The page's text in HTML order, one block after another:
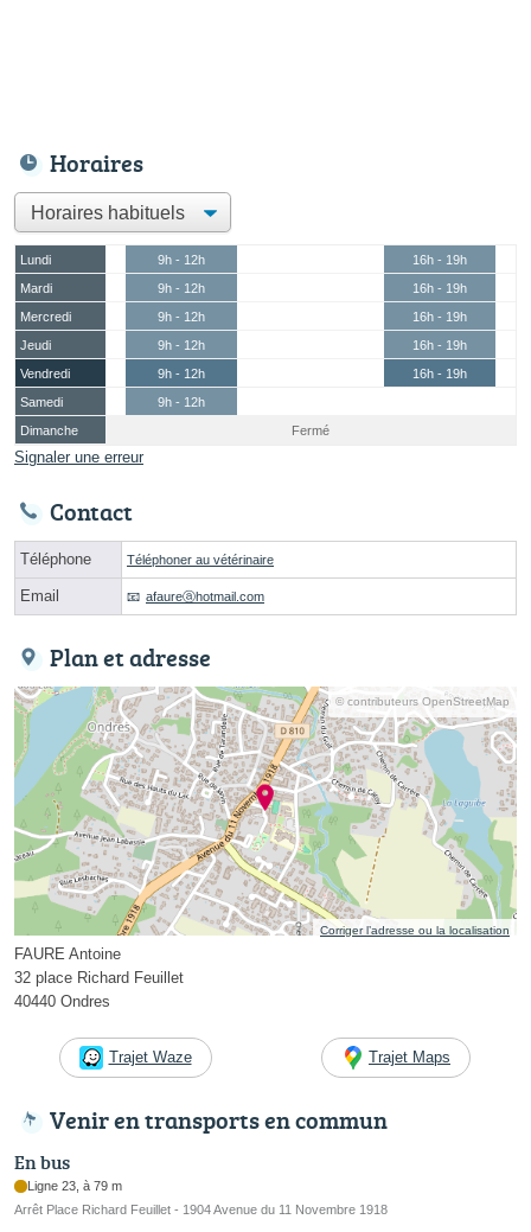
Horaires
Lundi 9h - 12h
16h - 19h
Mardi
9h - 12h
16h - 19h
Mercredi
9h - 12h
16h - 19h
Jeudi
9h - 12h
16h - 19h
Vendredi
9h - 12h
16h - 19h
Samedi
9h - 12h
Dimanche
Fermé
Signaler une erreur
Contact
Téléphone Téléphoner au vétérinaire
Email afaureⓐhotmail.com
Plan et adresse
© contributeurs OpenStreetMap
Corriger l’adresse ou la localisation
FAURE Antoine
32 place Richard Feuillet
40440 Ondres
Trajet Waze Trajet Maps
Venir en transports en commun
En bus
Ligne 23, à 79 m
Arrêt Place Richard Feuillet - 1904 Avenue du 11 Novembre 1918